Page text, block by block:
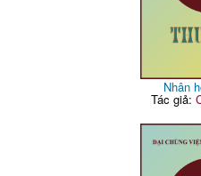
Nhân
Tác giả: